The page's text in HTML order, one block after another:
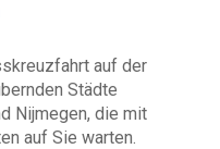
auf der
Städte
Nijmegen, die mit
auf Sie warten.